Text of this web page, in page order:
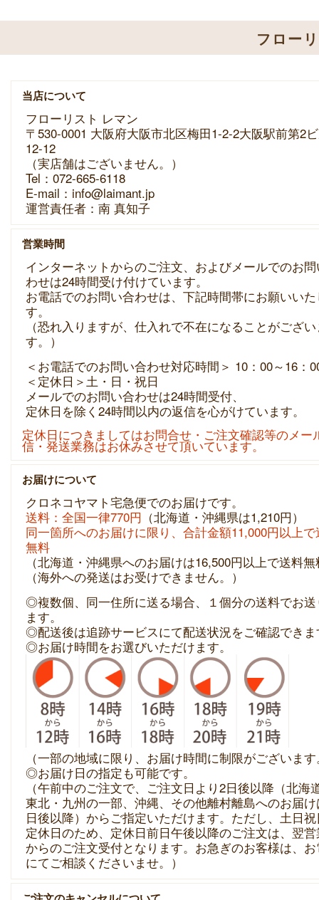
フロー
当店について
フローリスト レマン
〒530-0001 大阪府大阪市北区梅田1-2-2大阪駅前第2
12-12
（実店舗はございません。）
Tel：072-665-6118
E-mail：info@laimant.jp
運営責任者：南 真知子
営業時間
インターネットからのご注文、およびメールでのお
わせは24時間受け付けています。
お電話でのお問い合わせは、下記時間帯にお願いい
す。
（恐れ入りますが、仕入れで不在になることがござ
す。）
＜お電話でのお問い合わせ対応時間＞ 10：00～16：
＜定休日＞土・日・祝日
メールでのお問い合わせは24時間受付、
定休日を除く24時間以内の返信を心がけています。
定休日につきましてはお問合せ・ご注文確認等のメー
信・発送業務はお休みさせて頂いています。
お届けについて
クロネコヤマト宅急便でのお届けです。
送料：全国一律770円 （北海道・沖縄県は1,210円）
同一箇所へのお届けに限り、合計金額11,000円以上で
無料
（北海道・沖縄県へのお届けは16,500円以上で送料
（海外への発送はお受けできません。）
◎複数個、同一住所に送る場合、１個分の送料でお
ます。
◎配送後は追跡サービスにて配送状況をご確認でき
◎お届け時間をお選びいただけます。
（一部の地域に限り、お届け時間に制限がございま
◎お届け日の指定も可能です。
（午前中のご注文で、ご注文日より2日後以降（北海
東北・九州の一部、沖縄、その他離村離島へのお届
日後以降）からご指定いただけます。ただし、土日
定休日のため、定休日前日午後以降のご注文は、翌
からのご注文受付となります。お急ぎのお客様は、
にてご相談くださいませ。）